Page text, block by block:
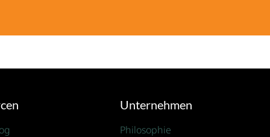
Unternehmen
Philosophie